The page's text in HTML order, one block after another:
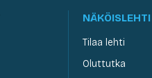
NÄKÖISLEHTI
Tilaa lehti
Oluttutka